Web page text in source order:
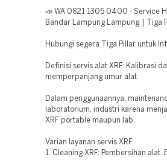
📣 WA 0821 1305 0400 - Service
Bandar Lampung Lampung | Tiga
Hubungi segera Tiga Pillar untuk
Definisi servis alat XRF: Kalibrasi
memperpanjang umur alat.
Dalam penggunaannya,
laboratorium, industri karena
XRF portable maupun lab.
Varian layanan servis XRF:
1. Cleaning XRF: Pembersihan alat.